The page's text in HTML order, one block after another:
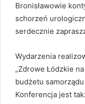
Bronisławowie
schorzeń
serdecznie
Wydarzenia
„Zdrowe Łódzkie
budżetu
Konferencja jest